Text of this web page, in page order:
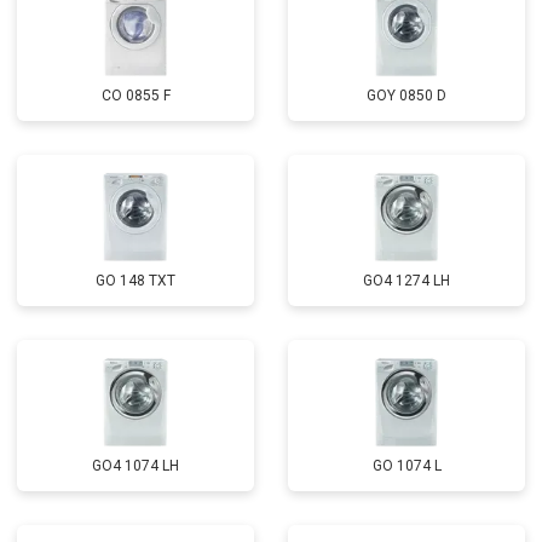
CO 0855 F GOY 0850 D
GO 148 TXT GO4 1274 LH
GO4 1074 LH GO 1074 L